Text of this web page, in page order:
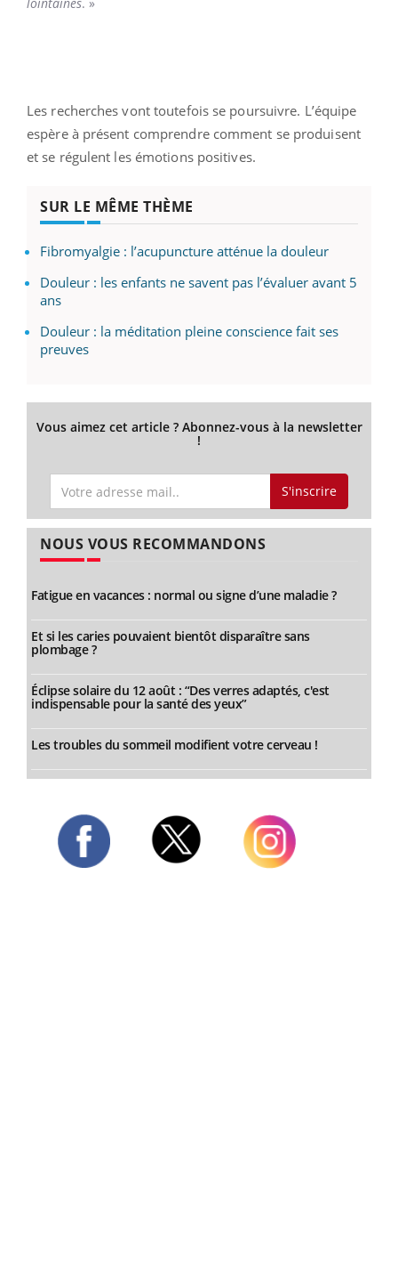
Les recherches vont toutefois se poursuivre. L’équipe
espère à présent comprendre comment se produisent
et se régulent les émotions positives.
SUR LE MÊME THÈME
Fibromyalgie : l’acupuncture atténue la douleur
Douleur : les enfants ne savent pas l’évaluer avant 5
ans
Douleur : la méditation pleine conscience fait ses
preuves
Vous aimez cet article ? Abonnez-vous à la newsletter
!
S'inscrire
NOUS VOUS RECOMMANDONS
Fatigue en vacances : normal ou signe d’une maladie ?
Et si les caries pouvaient bientôt disparaître sans
plombage ?
Éclipse solaire du 12 août : “Des verres adaptés, c'est
indispensable pour la santé des yeux”
Les troubles du sommeil modifient votre cerveau !